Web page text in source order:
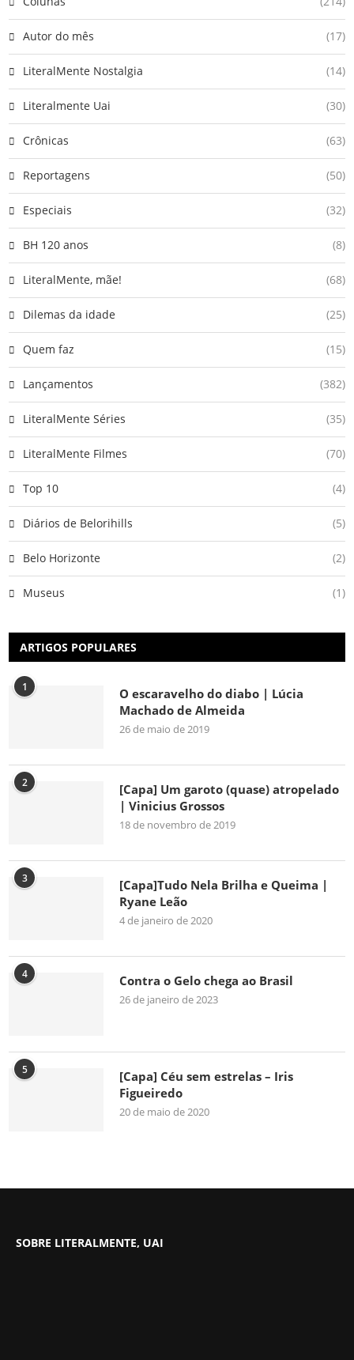
Autor do mês (17)
LiteralMente Nostalgia (14)
Literalmente Uai (30)
Crônicas (63)
Reportagens (50)
Especiais (32)
BH 120 anos (8)
LiteralMente, mãe! (68)
Dilemas da idade (25)
Quem faz (15)
Lançamentos (382)
LiteralMente Séries (35)
LiteralMente Filmes (70)
Top 10 (4)
Diários de Belorihills (5)
Belo Horizonte (2)
Museus (1)
ARTIGOS POPULARES
1
O escaravelho do diabo | Lúcia
Machado de Almeida
26 de maio de 2019
2
[Capa] Um garoto (quase) atropelado
| Vinicius Grossos
18 de novembro de 2019
3
[Capa]Tudo Nela Brilha e Queima |
Ryane Leão
4 de janeiro de 2020
4 Contra o Gelo chega ao Brasil
26 de janeiro de 2023
5
[Capa] Céu sem estrelas – Iris
Figueiredo
20 de maio de 2020
SOBRE LITERALMENTE, UAI